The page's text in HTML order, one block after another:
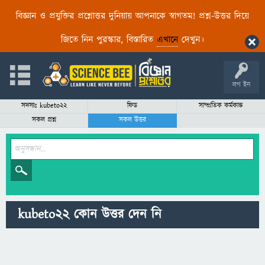
বিজ্ঞান ও প্রযুক্তির প্রশ্নোত্তর দুনিয়ায় আপনাকে স্বাগতম! প্রশ্ন-উত্তর দিয়ে
জিতে নিন পুরস্কার, বিস্তারিত এখানেদেখুন।
লগ ইন
সদস্যঃ kubeto22 ফিড
সাম্প্রতিক কর্মকান্ড
সকল প্রশ্ন
সকল উত্তর
kubeto22 কোন উত্তর দেন নি